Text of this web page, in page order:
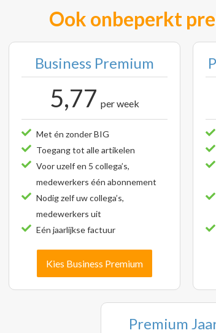
Ook onbeperkt
Business Premium
5,77 per week
Met én zonder BIG
Toegang tot alle artikelen
Voor uzelf en 5 collega’s,
medewerkers één abonnement
Nodig zelf uw collega’s,
medewerkers uit
Eén jaarlijkse factuur
Kies Business Premium
Premium